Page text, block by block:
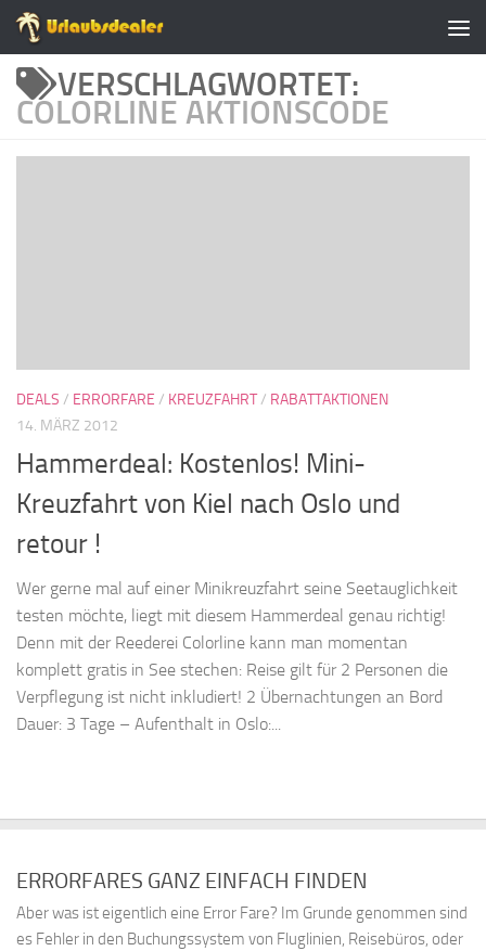
Zum Inhalt springen
VERSCHLAGWORTET:
COLORLINE AKTIONSCODE
DEALS / ERRORFARE / KREUZFAHRT/ RABATTAKTIONEN
14. MÄRZ 2012
Hammerdeal: Kostenlos! Mini-
Kreuzfahrt von Kiel nach Oslo und
retour !
Wer gerne mal auf einer Minikreuzfahrt seine Seetauglichkeit
testen möchte, liegt mit diesem Hammerdeal genau richtig!
Denn mit der Reederei Colorline kann man momentan
komplett gratis in See stechen: Reise gilt für 2 Personen die
Verpflegung ist nicht inkludiert! 2 Übernachtungen an Bord
Dauer: 3 Tage – Aufenthalt in Oslo:...
ERRORFARES GANZ EINFACH FINDEN
Aber was ist eigentlich eine Error Fare? Im Grunde genommen sind
es Fehler in den Buchungssystem von Fluglinien, Reisebüros, oder